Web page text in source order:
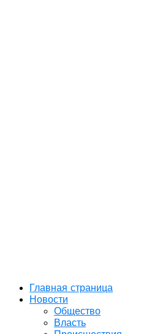
Главная страница
Новости
Общество
Власть